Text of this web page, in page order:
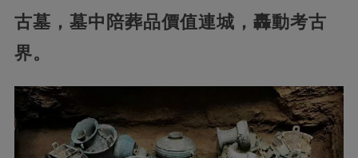
古墓，墓中陪葬品價值連城，轟動考古
界。